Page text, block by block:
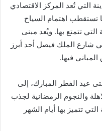
التي تُعد المركز الاقتصادي
تستقطب اهتمام السياح
تتمتع بها. ويُعد مبنى
شارع الملك فيصل أحد أبرز
فيها.
عيد الفطر المبارك، إلى
والنجوم الرمضانية لجذب
تتميز بها أيام الشهر